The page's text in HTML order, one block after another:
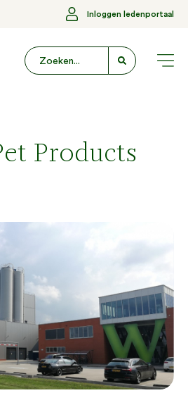
Inloggen ledenportaal
Products